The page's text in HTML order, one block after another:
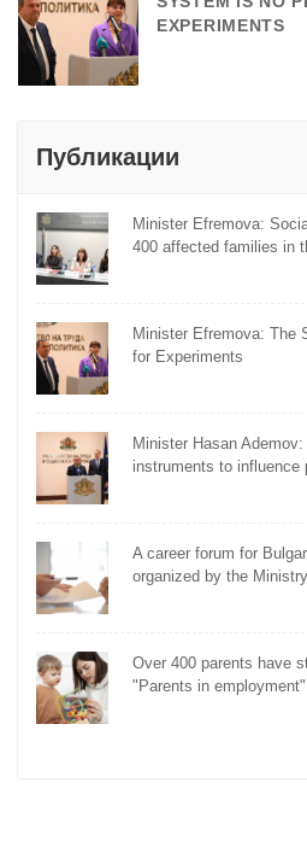
EXPERIMENTS
Публикации
Minister Efremova:
400 affected families in
Minister Efremova: The
for Experiments
Minister Hasan
instruments to influence
A career forum for
organized by the
Over 400 parents have
"Parents in